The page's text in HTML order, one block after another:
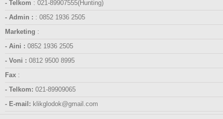
- Telkom : 021-89907555(Hunting)
- Admin : : 0852 1936 2505
Marketing :
- Aini : 0852 1936 2505
- Voni : 0812 9500 8995
Fax :
- Telkom: 021-89909065
- E-mail: klikglodok@gmail.com